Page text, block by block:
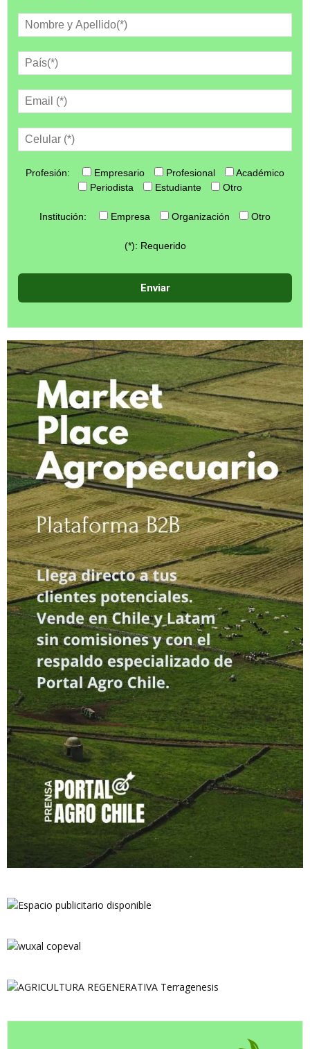
Profesión: Empresario Profesional
Académico
Periodista
Estudiante Otro
Institución: Empresa Organización Otro
(*): Requerido